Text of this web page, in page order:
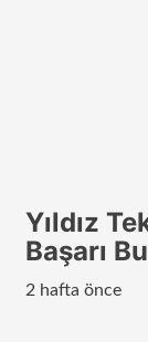
Yıldız
Başarı
2 hafta önce